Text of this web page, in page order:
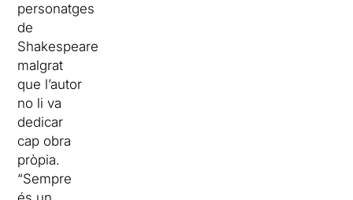
personatges
de
Shakespeare,
malgrat
que l’autor
no li va
dedicar
cap obra
pròpia.
“Sempre